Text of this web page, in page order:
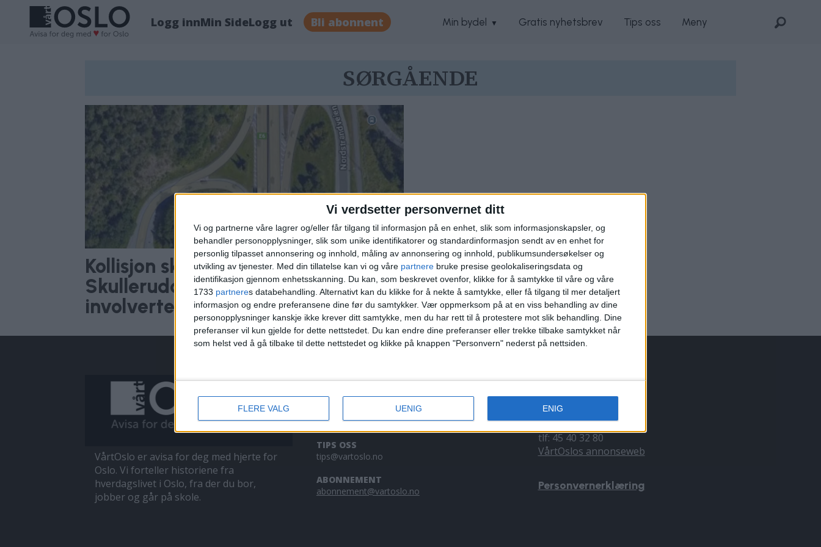
Vi verdsetter personvernet ditt
Vi og partnerne våre lagrer og/eller får tilgang til informasjon på en enhet, slik som informasjonskapsler, og
behandler personopplysninger, slik som unike identifikatorer og standardinformasjon sendt av en enhet for
personlig tilpasset annonsering og innhold, måling av annonsering og innhold, publikumsundersøkelser og
utvikling av tjenester. Med din tillatelse kan vi og våre partnere bruke presise geolokaliseringsdata og
identifikasjon gjennom enhetsskanning. Du kan, som beskrevet ovenfor, klikke for å samtykke til våre og våre
1733 partneres databehandling. Alternativt kan du klikke for å nekte å samtykke, eller få tilgang til mer detaljert
informasjon og endre preferansene dine før du samtykker. Vær oppmerksom på at en viss behandling av dine
personopplysninger kanskje ikke krever ditt samtykke, men du har rett til å protestere mot slik behandling. Dine
preferanser vil kun gjelde for dette nettstedet. Du kan endre dine preferanser eller trekke tilbake samtykket når
som helst ved å gå tilbake til dette nettstedet og klikke på knappen "Personvern" nederst på nettsiden.
FLERE VALG UENIG ENIG
Logg innMin SideLogg ut Bli abonnent Min bydel Gratis nyhetsbrev Tips oss Meny
sørgående
SØRGÅENDE
Kollisjon skapte kø ved
Skulleruddumpa: – En av de
involverte klarte ikke stanse
VårtOslo er avisa for deg med hjerte for
Oslo. Vi forteller historiene fra
hverdagslivet i Oslo, fra der du bor,
jobber og går på skole.
KONTAKT OSS
Redaktør, Vegard Velle
redaktor@vartoslo.no,tlf: 93 25 68 32
TIPS OSS
tips@vartoslo.no
ABONNEMENT
abonnement@vartoslo.no
ANNONSERING
Vil du annonsere?
annonse@vartoslo.no
tlf: 45 40 32 80
VårtOslos annonseweb
Personvernerklæring